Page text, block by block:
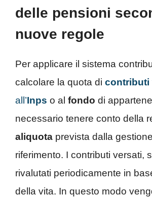
delle pensioni
nuove regole
Per applicare il sistema
calcolare la quota di contributi
all’Inps o al fondo di
necessario tenere conto della
aliquota prevista dalla
riferimento. I contributi versati,
rivalutati periodicamente in
della vita. In questo modo